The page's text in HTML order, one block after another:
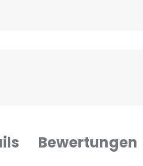
Bewertungen